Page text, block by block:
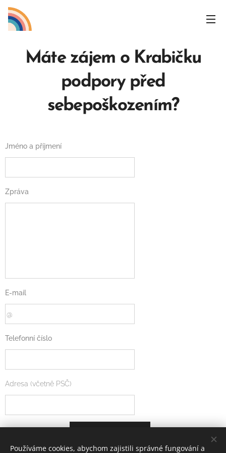
Máte zájem o Krabičku
podpory před
sebepoškozením?
Jméno a příjmení
Zpráva
E-mail
Telefonní číslo
Adresa (včetně PSČ)
Používáme cookies, abychom zajistili správné fungování a